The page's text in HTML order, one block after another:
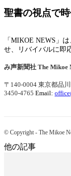
聖書の視点で
「MIKOE NEWS」
せ、リバイバルに即
み声新聞社 The Mikoe
〒140-0004 東京都品
3450-4765 Email:
© Copyright - The Mikoe
他の記事